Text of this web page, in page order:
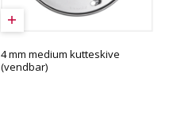
4 mm medium kutteskive
(vendbar)